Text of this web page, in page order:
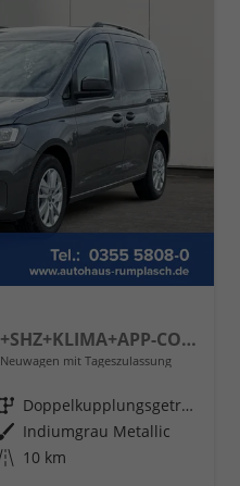
LIFE AHK+ACC+KAMERA+SHZ+KLIMA+APP-CONNECT
Neuwagen mit Tageszulassung
Getriebe
Doppelkupplungsgetriebe (DSG)
Außenfarbe Indiumgrau Metallic
Kilometerstand 10 km